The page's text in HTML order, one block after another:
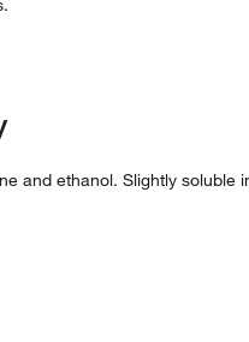
and ethanol. Slightly soluble